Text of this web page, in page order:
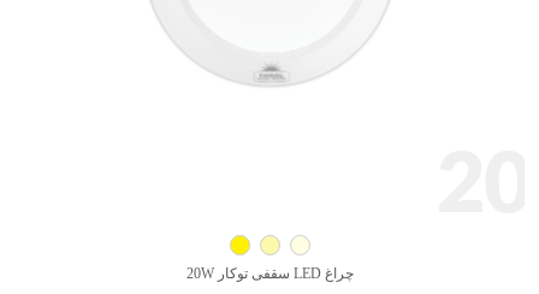
چراغ LED سقفی توکار 20W